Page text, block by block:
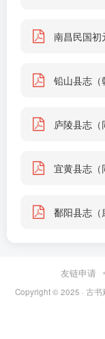
南昌民国初
铅山县志（
庐陵县志（
宜黄县志（
鄱阳县志（
友链申请
Copyright © 2025 · 古书